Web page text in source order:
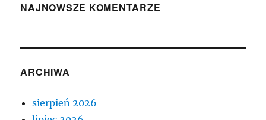
NAJNOWSZE KOMENTARZE
ARCHIWA
sierpień 2026